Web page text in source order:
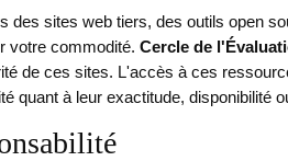
des sites web tiers, des outils open
votre commodité. Cercle de
de ces sites. L'accès à ces
quant à leur exactitude, disponibilité